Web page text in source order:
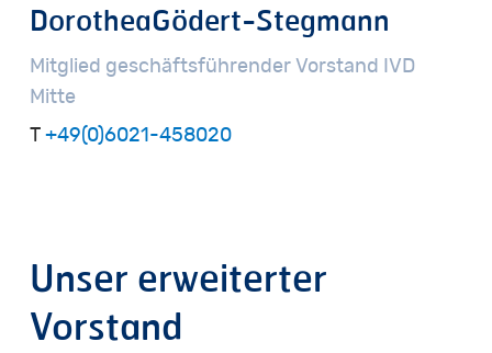
DorotheaGödert-Stegmann
Mitglied geschäftsführender Vorstand
IVD
Mitte
T +49(0)6021-458020
Unser erweiterter
Vorstand